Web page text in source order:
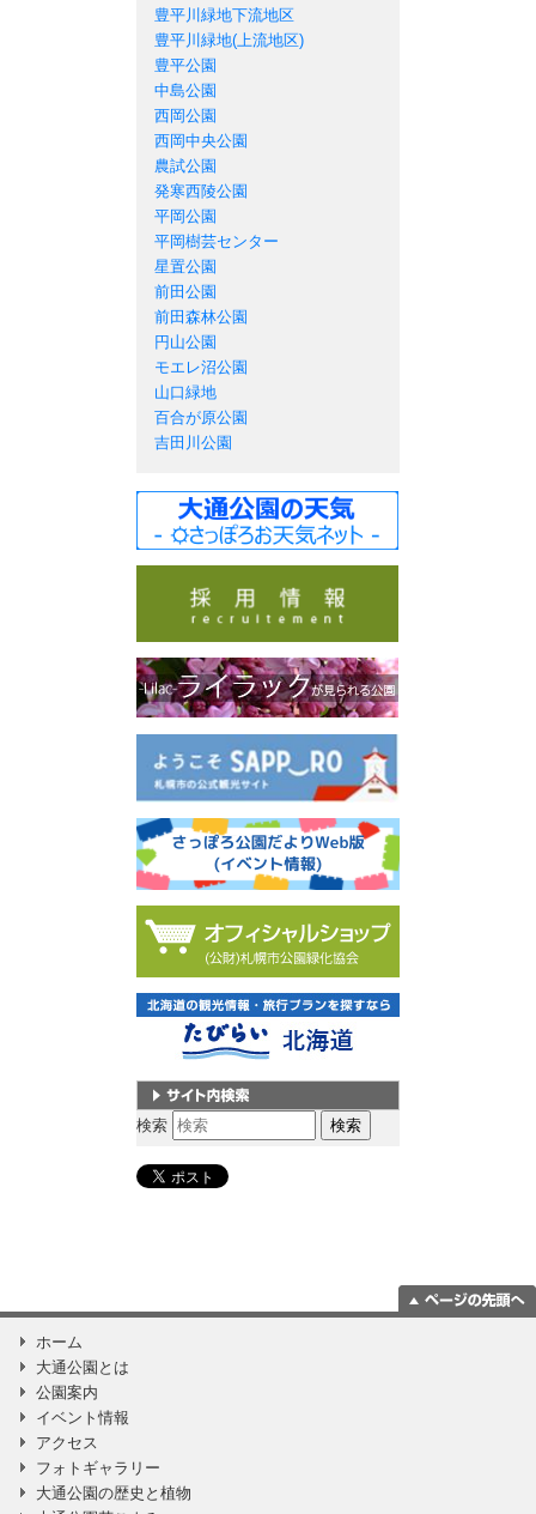
豊平川緑地下流地区
豊平川緑地(上流地区)
豊平公園
中島公園
西岡公園
西岡中央公園
農試公園
発寒西陵公園
平岡公園
平岡樹芸センター
星置公園
前田公園
前田森林公園
円山公園
モエレ沼公園
山口緑地
百合が原公園
吉田川公園
サイト内検索
検索
ホーム
大通公園とは
公園案内
イベント情報
アクセス
フォトギャラリー
大通公園の歴史と植物